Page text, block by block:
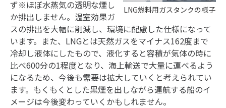
LNG燃料用ガスタンクの様子
ず※ほぼ水蒸気の透明な煙し
か排出しません。温室効果ガ
スの排出を大幅に削減し、環境に配慮した仕様になって
います。また、LNGとは天然ガスをマイナス162度まで
冷却し液体にしたもので、液化すると容積が気体の時に
比べ600分の1程度となり、海上輸送で大量に運べるよう
になるため、今後も需要は拡大していくと考えられてい
ます。もくもくとした黒煙を出しながら運航する船のイ
メージは今後変わっていくかもしれません。